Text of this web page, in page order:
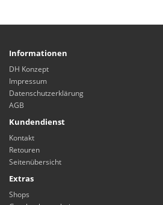
Informationen
DH Konzept
Impressum
Datenschutzerklärung
AGB
Kundendienst
Kontakt
Retouren
Seitenübersicht
Extras
Shops